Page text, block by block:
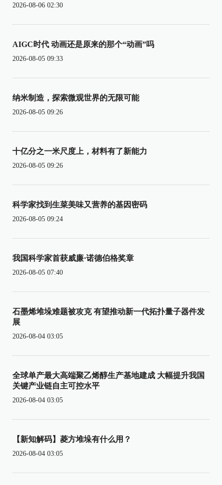
2026-08-06 02:30
AIGC时代 动画还是原来的那个“动画”吗
2026-08-05 09:33
纳米制造，探索微观世界的无限可能
2026-08-05 09:26
十亿分之一米尺度上，材料有了新能力
2026-08-05 09:26
科学家找到生菜美味又营养的基因密码
2026-08-05 09:24
我国科学家首获威廉·诺德伯格奖章
2026-08-05 07:40
石墨烯堆垛难题被攻克 有望推动新一代拓扑量子器件发
展
2026-08-04 03:05
全球单产最大高端聚乙烯醇生产基地建成 大幅提升我国
关键产业链自主可控水平
2026-08-04 03:05
【新知解码】菱方堆垛有什么用？
2026-08-04 03:05